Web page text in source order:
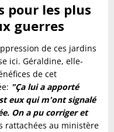
pour les plus
guerres
de ces jardins
ici. Géraldine, elle-
de cet
"Ça lui a apporté
eux qui m'ont signalé
On a pu corriger et
rattachées au ministère